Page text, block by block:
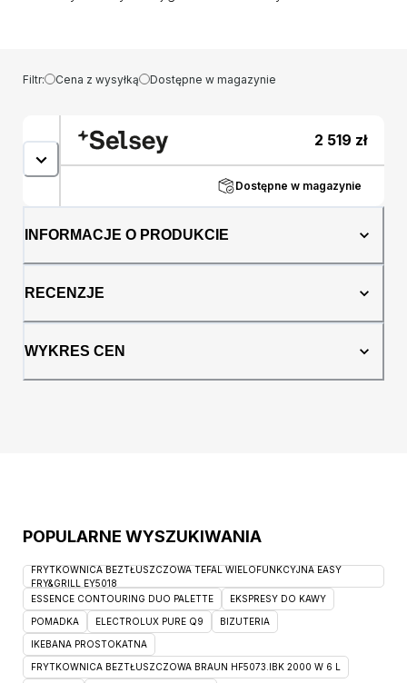
takiej budowie materac z pewnością podbije
Twoje serce swoją wygodną powierzchnią,
odpowiednie podparcie Twojemu ciału.
Konstrukcja zwieńczona została topperem
chroniącym mebel przed zanieczyszczeniami
i dodatkowo zwiększającym komfort jego
użytkowania. Łóżko wyposażono w
Posiada ono także dwa pojemniki na pościel
otwierane do góry. Szczegóły produktu:
wykonane zostało w tkaninie Matt Velvet 97 w
kolorze grafitowym, Matt Velvet to miękka,
powierzchni. Odporna na ścieranie, pilling,
tarcie i mechacenie. Nie blaknie pod
Filtr: Cena z wysyłką Dostępne w magazynie
2 519 zł
Dostępne w magazynie
INFORMACJE O PRODUKCIE
RECENZJE
WYKRES CEN
POPULARNE WYSZUKIWANIA
FRYTKOWNICA BEZTŁUSZCZOWA TEFAL WIELOFUNKCYJNA EASY
FRY&GRILL EY5018
ESSENCE CONTOURING DUO PALETTE
EKSPRESY DO KAWY
POMADKA ELECTROLUX PURE Q9 BIZUTERIA
IKEBANA PROSTOKATNA
FRYTKOWNICA BEZTŁUSZCZOWA BRAUN HF5073.IBK 2000 W 6 L